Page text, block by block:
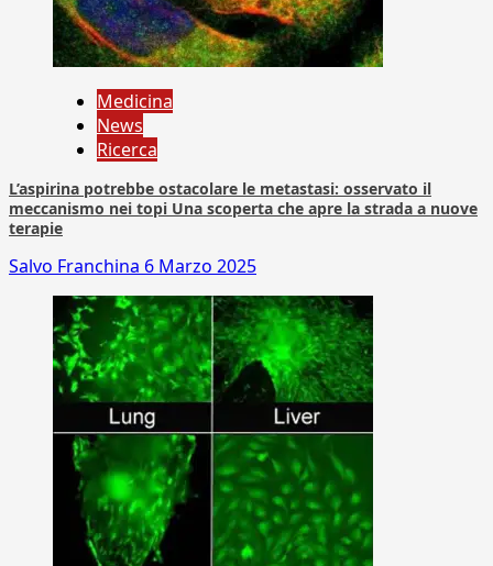
Medicina
News
Ricerca
L’aspirina potrebbe ostacolare le metastasi: osservato il
meccanismo nei topi Una scoperta che apre la strada a nuove
terapie
Salvo Franchina 6 Marzo 2025